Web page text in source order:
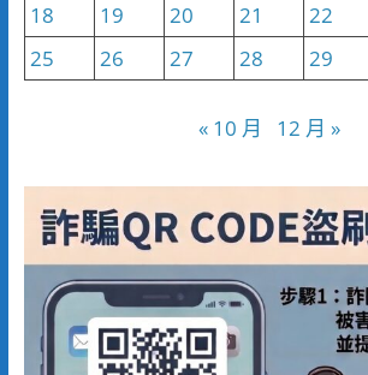
18
19 20 21 22
25
26 27 28 29
« 10 月 12 月 »